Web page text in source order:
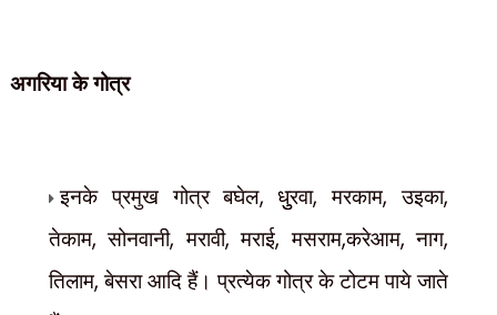
अगरिया केगोत्र
इनके प्रमुख गोत्र बघेल,धुुरवा,मरकाम,उइका,
तेकाम,सोनवानी,मरावी,मराई,मसराम,करेआम,नाग,
तिलाम,बेसरा आदि हैं। प्रत्येक गोत्र के टोटम पाये जाते